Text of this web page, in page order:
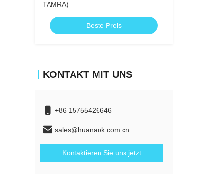
TAMRA)
Beste Preis
KONTAKT MIT UNS
+86 15755426646
sales@huanaok.com.cn
Kontaktieren Sie uns jetzt